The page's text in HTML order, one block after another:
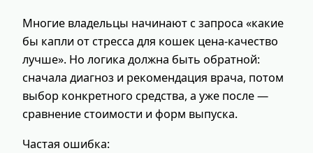
Многие владельцы начинают с запроса «какие
бы капли от стресса для кошек цена-качество
лучше». Но логика должна быть обратной:
сначала диагноз и рекомендация врача, потом
выбор конкретного средства, а уже после —
сравнение стоимости и форм выпуска.
Частая ошибка: